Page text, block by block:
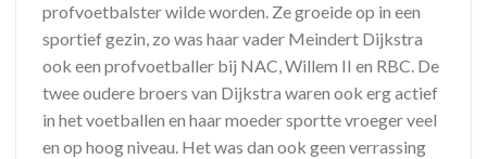
profvoetbalster wilde worden. Ze groeide op in een
sportief gezin, zo was haar vader Meindert Dijkstra
ook een profvoetballer bij NAC, Willem II en RBC. De
twee oudere broers van Dijkstra waren ook erg actief
in het voetballen en haar moeder sportte vroeger veel
en op hoog niveau. Het was dan ook geen verrassing